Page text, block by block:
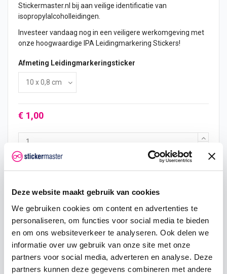
Deze website maakt gebruik van cookies
We gebruiken cookies om content en advertenties te
personaliseren, om functies voor social media te bieden
en om ons websiteverkeer te analyseren. Ook delen we
informatie over uw gebruik van onze site met onze
partners voor social media, adverteren en analyse. Deze
partners kunnen deze gegevens combineren met andere
Stickermaster.nl bij aan veilige identificatie van
isopropylalcoholleidingen.
Investeer vandaag nog in een veiligere werkomgeving met
onze hoogwaardige IPA Leidingmarkering Stickers!
Afmeting Leidingmarkeringsticker
€ 1,00
In mijn winkelwagen
2 € 0,95 € 0,10
5 € 0,93 € 0,38
10 € 0,90 € 1,00